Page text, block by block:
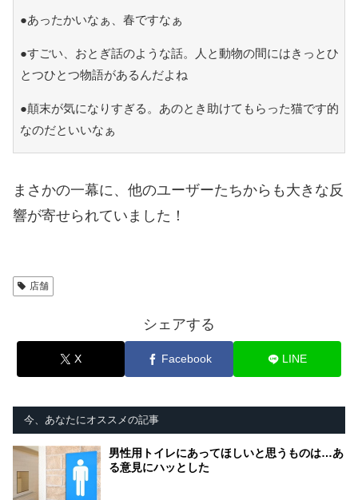
●あったかいなぁ、春ですなぁ
●すごい、おとぎ話のような話。人と動物の間にはきっとひ
とつひとつ物語があるんだよね
●顛末が気になりすぎる。あのとき助けてもらった猫です的
なのだといいなぁ
まさかの一幕に、他のユーザーたちからも大きな反
響が寄せられていました！
店舗
シェアする
X Facebook LINE
今、あなたにオススメの記事
男性用トイレにあってほしいと思うものは…あ
る意見にハッとした